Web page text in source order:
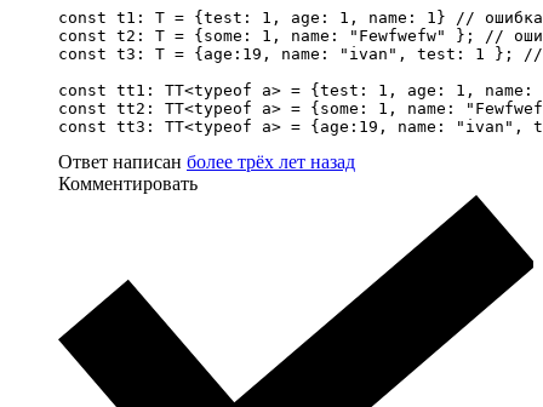
const t1: T = {test: 1, age: 1, name: 1} // ошибка
const t2: T = {some: 1, name: "Fewfwefw" }; //
const t3: T = {age:19, name: "ivan", test: 1 }; //
const tt1: TT<typeof a> = {test: 1, age: 1, name:
const tt2: TT<typeof a> = {some: 1, name:
const tt3: TT<typeof a> = {age:19, name: "ivan",
Ответ написан более трёх лет назад
Комментировать